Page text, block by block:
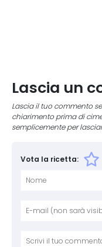
Lascia un
Lascia il tuo commento
chiarimento prima di
semplicemente per
Vota la ricetta: